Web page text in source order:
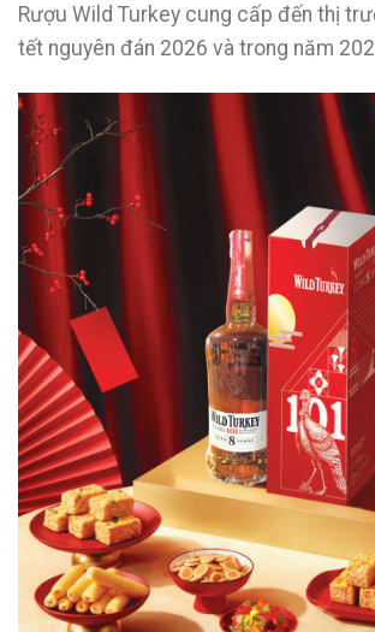
Rượu Wild Turkey cung cấp đến thị
tết nguyên đán 2026 và trong năm